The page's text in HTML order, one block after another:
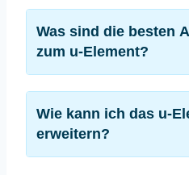
Was sind die besten
zum u-Element?
Wie kann ich das u-
erweitern?